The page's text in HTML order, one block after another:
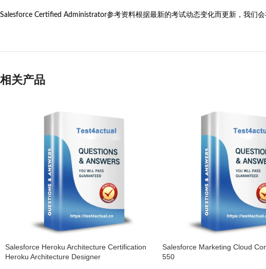
Salesforce Certified Administrator参考资料根据最新的考试动态变化而更新，我们
相关产品
Salesforce Heroku Architecture Certification
Heroku Architecture Designer
Salesforce Marketing Cloud
550